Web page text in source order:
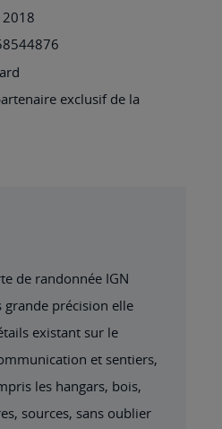
SUR-
exclusif de la
de randonnée IGN
grande précision elle
existant sur le
et sentiers,
les hangars, bois,
sources, sans oublier